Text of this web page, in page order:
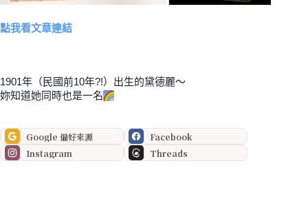
點我看文章連結
1901年（民國前10年?!）出生的黛德麗～
妳知道她同時也是一名
Google 偏好來源
Facebook
Instagram
Threads